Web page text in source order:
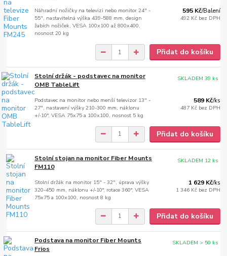
Náhradní nožičky na televizi nebo monitor 24" -
55", nastavitelná výška 439-588 mm, design
žabích nožiček, VESA 100x100 až 800x400,
nosnost 20 kg
595 Kč/Balení
492 Kč bez DPH
Přidat do košíku
Stolní držák - podstavec na monitor
OMB TableLift
Podstavec na monitor nebo menší televizor 13" -
27", nastavení výšky 210-300 mm, náklonu
+/-10°, VESA 75x75 a 100x100, nosnost 5 kg
589 Kč/ks
487 Kč bez DPH
SKLADEM 39 ks
Přidat do košíku
Stolní stojan na monitor Fiber Mounts
FM110
Stolní držák na monitor 15" - 32", úprava výšky
320-450 mm, náklonu +/-10°, rotace 360°, VESA
75x75 a 100x100, nosnost 8 kg
1 629 Kč/ks
1 346 Kč bez DPH
SKLADEM 12 ks
Přidat do košíku
Podstava na monitor Fiber Mounts
Frios
SKLADEM > 50 ks